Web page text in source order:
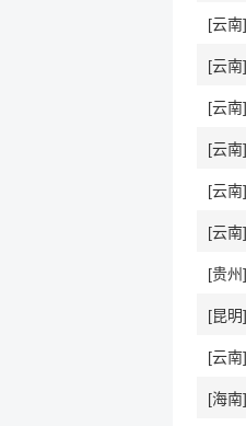
[云
[云
[云
[云
[云
[云
[贵
[昆
[云
[海